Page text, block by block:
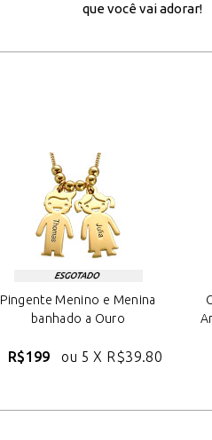
que você vai adorar!
Pingente Menino e Menina
banhado a Ouro
R$199 ou 5 X R$39.80